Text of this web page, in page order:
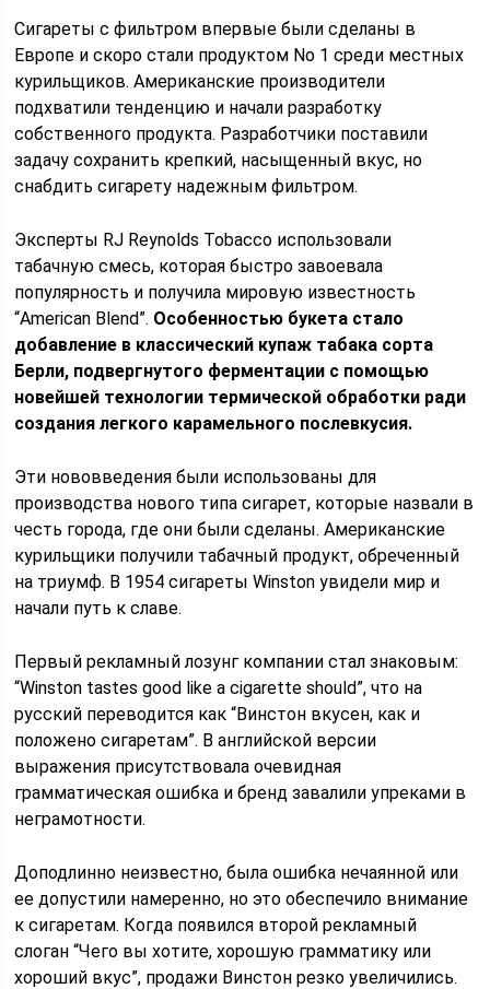
Сигареты с фильтром впервые были сделаны в
Европе и скоро стали продуктом No 1 среди местных
курильщиков. Американские производители
подхватили тенденцию и начали разработку
собственного продукта. Разработчики поставили
задачу сохранить крепкий, насыщенный вкус, но
снабдить сигарету надежным фильтром.
Эксперты RJ Reynolds Tobacco использовали
табачную смесь, которая быстро завоевала
популярность и получила мировую известность
“American Blend”. Особенностью букета стало
добавление в классический купаж табака сорта
Берли, подвергнутого ферментации с помощью
новейшей технологии термической обработки ради
создания легкого карамельного послевкусия.
Эти нововведения были использованы для
производства нового типа сигарет, которые назвали в
честь города, где они были сделаны. Американские
курильщики получили табачный продукт, обреченный
на триумф. В 1954 сигареты Winston увидели мир и
начали путь к славе.
Первый рекламный лозунг компании стал знаковым:
“Winston tastes good like a cigarette should”, что на
русский переводится как “Винстон вкусен, как и
положено сигаретам”. В английской версии
выражения присутствовала очевидная
грамматическая ошибка и бренд завалили упреками в
неграмотности.
Доподлинно неизвестно, была ошибка нечаянной или
ее допустили намеренно, но это обеспечило внимание
к сигаретам. Когда появился второй рекламный
слоган “Чего вы хотите, хорошую грамматику или
хороший вкус”, продажи Винстон резко увеличились.